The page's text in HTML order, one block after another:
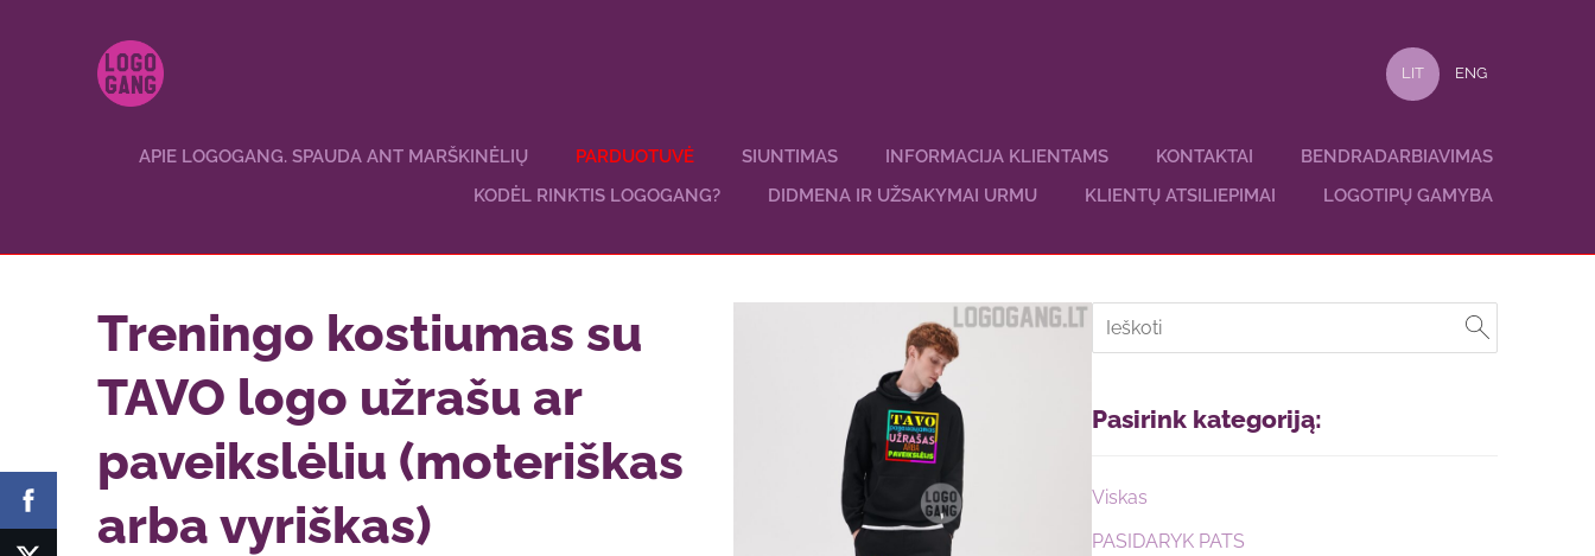
APIE LOGOGANG. SPAUDA ANT MARŠKINĖLIŲ PARDUOTUVĖ SIUNTIMAS INFORMACIJA KLIENTAMS KONTAKTAI
BENDRADARBIAVIMAS
KODĖL RINKTIS LOGOGANG?
DIDMENA IR UŽSAKYMAI URMU KLIENTŲ ATSILIEPIMAI LOGOTIPŲ GAMYBA
LIT ENG
Pasirink kategoriją:
Viskas
PASIDARYK PATS
Treningo kostiumas su
TAVO logo užrašu ar
paveikslėliu (moteriškas
arba vyriškas)